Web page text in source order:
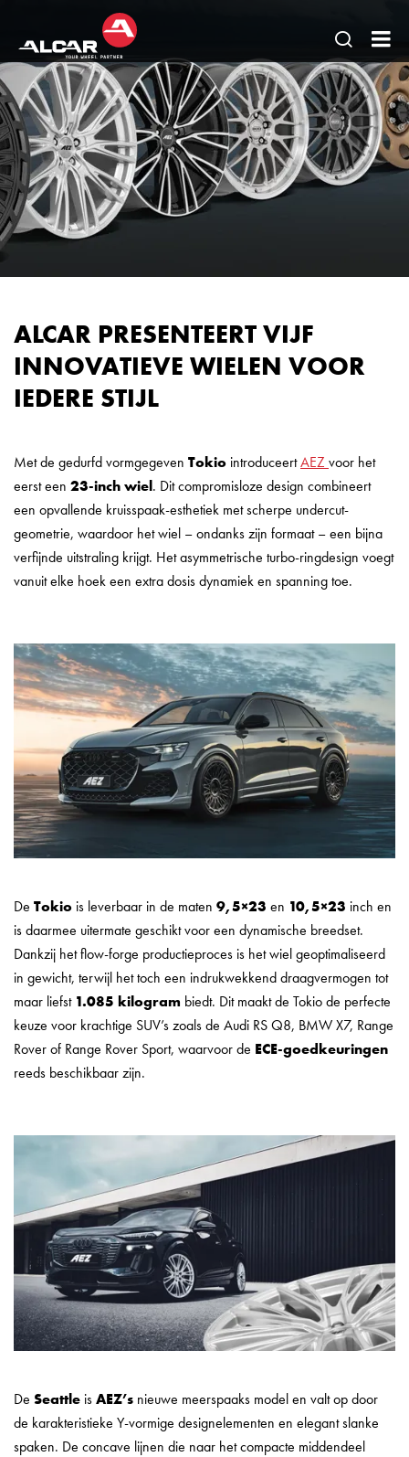
Open
pagina
zoeken
BV
ALCAR PRESENTEERT VIJF
INNOVATIEVE WIELEN VOOR
IEDERE STIJL
Met de gedurfd vormgegeven Tokio introduceertAEZ voor het
eerst een 23-inch wiel. Dit compromisloze design combineert
een opvallende kruisspaak-esthetiek met scherpe undercut-
geometrie, waardoor het wiel – ondanks zijn formaat – een bijna
verfijnde uitstraling krijgt. Het asymmetrische turbo-ringdesign voegt
vanuit elke hoek een extra dosis dynamiek en spanning toe.
De Tokio is leverbaar in de maten 9,5×23 en 10,5×23 inch en
is daarmee uitermate geschikt voor een dynamische breedset.
Dankzij het flow-forge productieproces is het wiel geoptimaliseerd
in gewicht, terwijl het toch een indrukwekkend draagvermogen tot
maar liefst 1.085 kilogram biedt. Dit maakt de Tokio de perfecte
keuze voor krachtige SUV’s zoals de Audi RS Q8, BMW X7, Range
Rover of Range Rover Sport, waarvoor de ECE-goedkeuringen
reeds beschikbaar zijn.
De Seattle isAEZ’s nieuwe meerspaaks model en valt op door
de karakteristieke Y-vormige designelementen en elegant slanke
spaken. De concave lijnen die naar het compacte middendeel